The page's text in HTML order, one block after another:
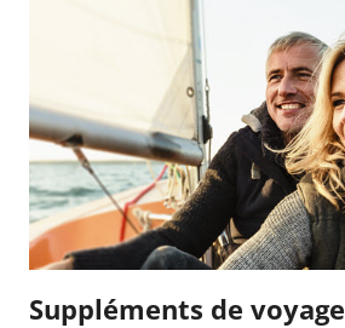
Suppléments de voyage